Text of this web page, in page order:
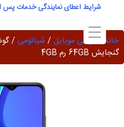
content
شرایط اعطای نمایندگی خدمات پس
خانه/گوشی موبایل/ شیائومی
گنجایش 64GB رم 4GB